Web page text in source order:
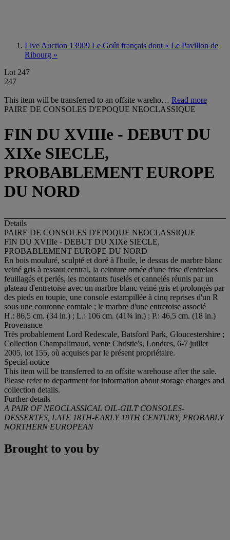
Live Auction 13909 Le Goût français dont « Le Pavillon de
Ribourg »
Lot 247
247
This item will be transferred to an offsite wareho… Read more
PAIRE DE CONSOLES D'EPOQUE NEOCLASSIQUE
FIN DU XVIIIe - DEBUT DU
XIXe SIECLE,
PROBABLEMENT EUROPE
DU NORD
Details
PAIRE DE CONSOLES D'EPOQUE NEOCLASSIQUE
FIN DU XVIIIe - DEBUT DU XIXe SIECLE,
PROBABLEMENT EUROPE DU NORD
En bois mouluré, sculpté et doré à l'huile, le dessus de marbre blanc
veiné gris à ressaut central, la ceinture ornée d'une frise d'entrelacs
feuillagés et perlés, les montants fuselés et cannelés réunis par un
plateau d'entretoise avec un marbre blanc veiné gris et prolongés par
des pieds en toupie, une console estampillée à cinq reprises d'un R
sous une couronne comtale ; le marbre d'une entretoise associé
H.: 86,5 cm. (34 in.) ; L.: 106 cm. (41¾ in.) ; P.: 46,5 cm. (18 in.)
Provenance
Très probablement Lord Redescale, Batsford Park, Gloucestershire ;
Collection Champalimaud, vente Christie's, Londres, 6-7 juillet
2005, lot 155, où acquises par le présent propriétaire.
Special notice
This item will be transferred to an offsite warehouse after the sale.
Please refer to department for information about storage charges and
collection details.
Further details
A PAIR OF NEOCLASSICAL OIL-GILT CONSOLES-
DESSERTES, LATE 18TH-EARLY 19TH CENTURY, PROBABLY
NORTHERN EUROPEAN
Brought to you by